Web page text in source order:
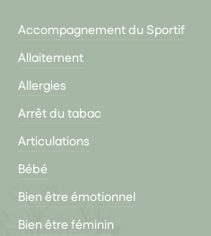
Accompagnement du Sportif
Allaitement
Allergies
Arrêt du tabac
Articulations
Bébé
Bien être émotionnel
Bien être féminin